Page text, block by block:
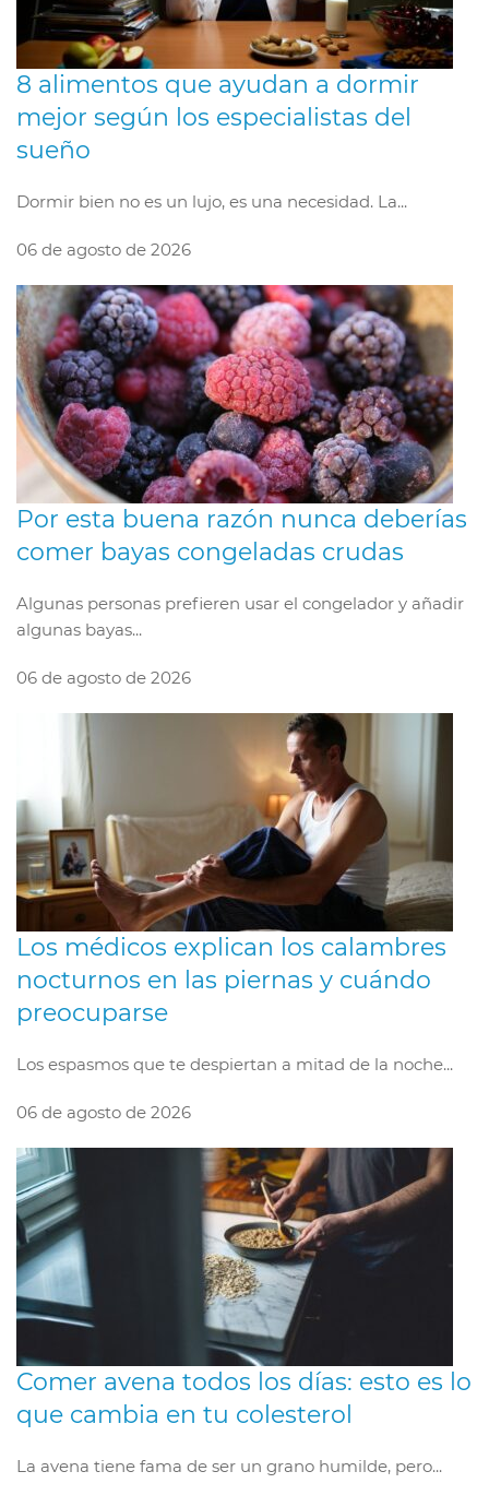
8 alimentos que ayudan a dormir
mejor según los especialistas del
sueño
Dormir bien no es un lujo, es una necesidad. La...
06 de agosto de 2026
Por esta buena razón nunca deberías
comer bayas congeladas crudas
Algunas personas prefieren usar el congelador y añadir
algunas bayas...
06 de agosto de 2026
Los médicos explican los calambres
nocturnos en las piernas y cuándo
preocuparse
Los espasmos que te despiertan a mitad de la noche...
06 de agosto de 2026
Comer avena todos los días: esto es lo
que cambia en tu colesterol
La avena tiene fama de ser un grano humilde, pero...